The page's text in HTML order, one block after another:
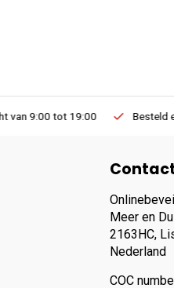
Besteld en op voorraad voor
Meer en
2163HC,
Nederland
COC